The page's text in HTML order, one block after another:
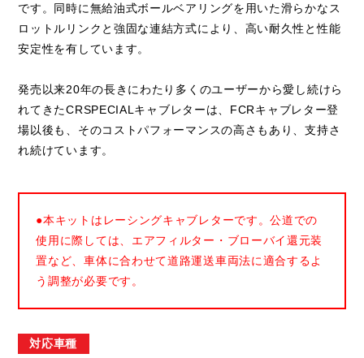
です。同時に無給油式ボールベアリングを用いた滑らかなス
ロットルリンクと強固な連結方式により、高い耐久性と性能
安定性を有しています。
発売以来20年の長きにわたり多くのユーザーから愛し続けら
れてきたCRSPECIALキャブレターは、FCRキャブレター登
場以後も、そのコストパフォーマンスの高さもあり、支持さ
れ続けています。
●本キットはレーシングキャブレターです。公道での
使用に際しては、エアフィルター・ブローバイ還元装
置など、車体に合わせて道路運送車両法に適合するよ
う調整が必要です。
対応車種